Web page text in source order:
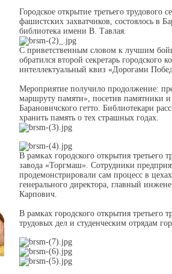
Городское открытие третьего
фашистских захватчиков, состоялось в
библиотека имени В. Тавлая.
С приветственным словом к лучшим
обратился второй секретарь
интеллектуальный квиз «Дорогами
Мероприятие получило продолжение:
маршруту памяти», посетив памятники
Барановичского гетто. Библиотекари
хранить память о тех страшных годах.
В рамках городского открытия третьего
завода «Торгмаш». Сотрудники
продемонстрировали сам процесс в
генерального директора, главный
Карпович.
В рамках городского открытия
трудовых дел и студенческим отрядам